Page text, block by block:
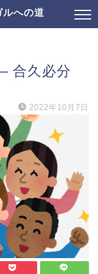
への道
合久必分
2022年10月7日